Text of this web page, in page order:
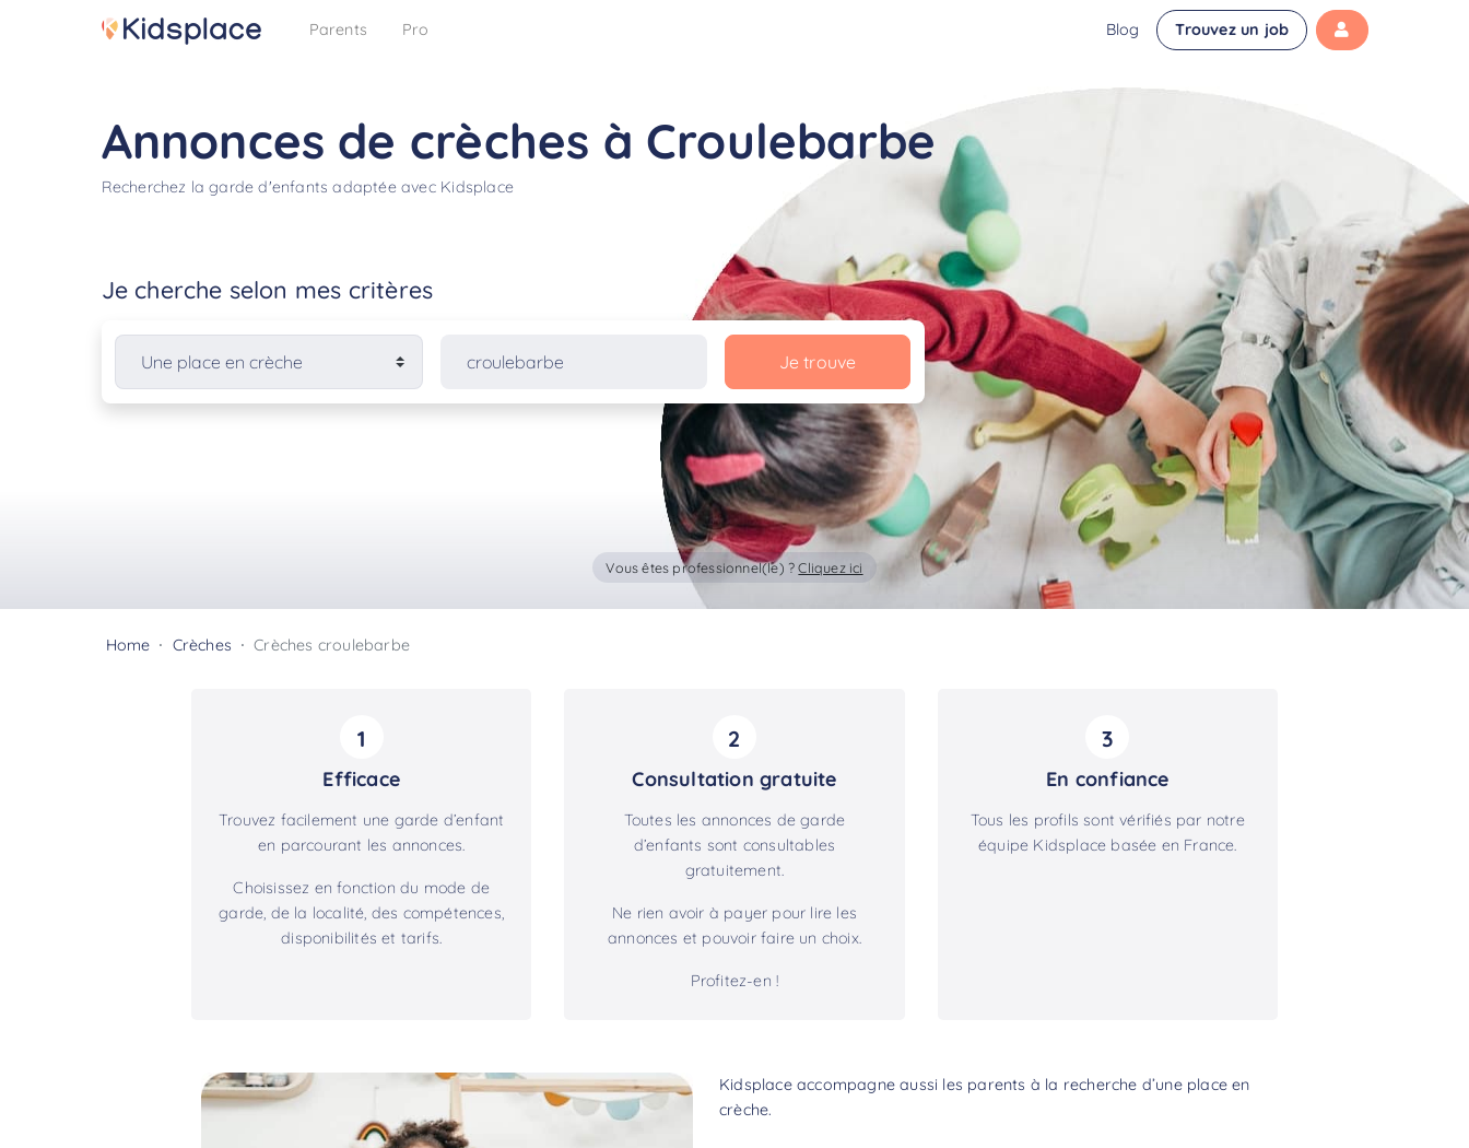
Parents Pro Blog Trouvez un job
Annonces de crèches à Croulebarbe
Recherchez la garde d'enfants adaptée avec Kidsplace
Je cherche selon mes critères
Je trouve
Vous êtes professionnel(le) ?Cliquez ici
Home Crèches Crèches croulebarbe
1
Efficace
Trouvez facilement une garde d’enfant
en parcourant les annonces.
Choisissez en fonction du mode de
garde, de la localité, des compétences,
disponibilités et tarifs.
2
Consultation gratuite
Toutes les annonces de garde
d’enfants sont consultables
gratuitement.
Ne rien avoir à payer pour lire les
annonces et pouvoir faire un choix.
Profitez-en !
3
En confiance
Tous les profils sont vérifiés par notre
équipe Kidsplace basée en France.
Kidsplace accompagne aussi les parents à la recherche d’une place en
crèche.